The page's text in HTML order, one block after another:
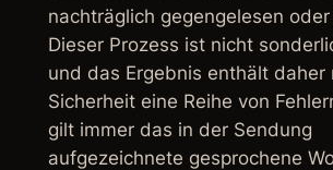
nachträglich gegengelesen
Dieser Prozess ist nicht
und das Ergebnis enthält daher
Sicherheit eine Reihe von
gilt immer das in der Sendung
aufgezeichnete gesprochene